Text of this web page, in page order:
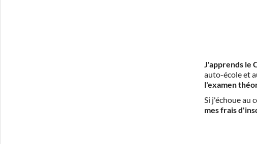
J'apprends le
auto-école et
l'examen
Si j'échoue au
mes frais